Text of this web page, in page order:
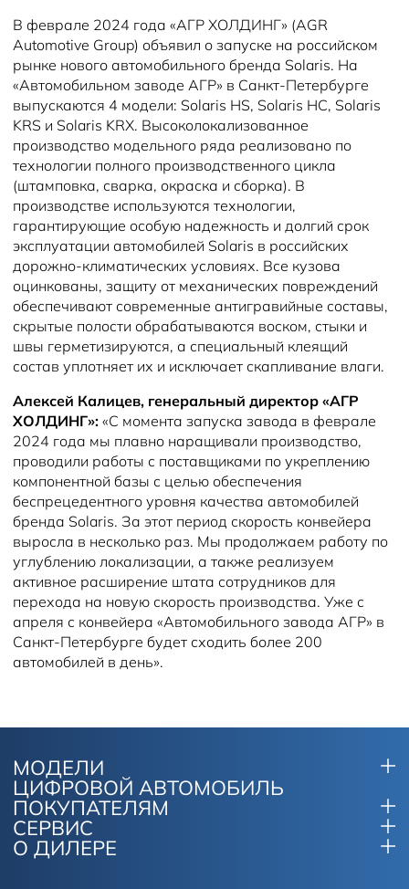
В феврале 2024 года «АГР ХОЛДИНГ» (AGR
Automotive Group) объявил о запуске на российском
рынке нового автомобильного бренда Solaris. На
«Автомобильном заводе АГР» в Санкт-Петербурге
выпускаются 4 модели: Solaris HS, Solaris HC, Solaris
KRS и Solaris KRX. Высоколокализованное
производство модельного ряда реализовано по
технологии полного производственного цикла
(штамповка, сварка, окраска и сборка). В
производстве используются технологии,
гарантирующие особую надежность и долгий срок
эксплуатации автомобилей Solaris в российских
дорожно-климатических условиях. Все кузова
оцинкованы, защиту от механических повреждений
обеспечивают современные антигравийные составы,
скрытые полости обрабатываются воском, стыки и
швы герметизируются, а специальный клеящий
состав уплотняет их и исключает скапливание влаги.
Алексей Калицев, генеральный директор «АГР
ХОЛДИНГ»: «С момента запуска завода в феврале
2024 года мы плавно наращивали производство,
проводили работы с поставщиками по укреплению
компонентной базы с целью обеспечения
беспрецедентного уровня качества автомобилей
бренда Solaris. За этот период скорость конвейера
выросла в несколько раз. Мы продолжаем работу по
углублению локализации, а также реализуем
активное расширение штата сотрудников для
перехода на новую скорость производства. Уже с
апреля с конвейера «Автомобильного завода АГР» в
Санкт-Петербурге будет сходить более 200
автомобилей в день».
МОДЕЛИ
ЦИФРОВОЙ АВТОМОБИЛЬ
ПОКУПАТЕЛЯМ
СЕРВИС
О ДИЛЕРЕ